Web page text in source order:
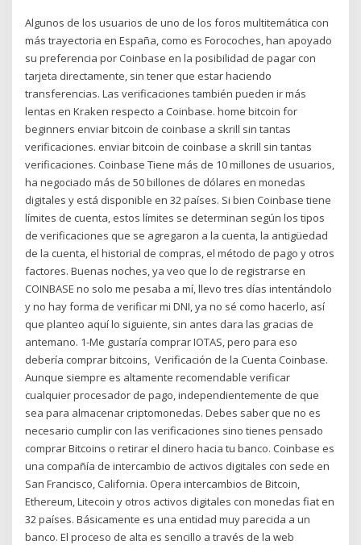
Algunos de los usuarios de uno de los foros multitemática con
más trayectoria en España, como es Forocoches, han apoyado
su preferencia por Coinbase en la posibilidad de pagar con
tarjeta directamente, sin tener que estar haciendo
transferencias. Las verificaciones también pueden ir más
lentas en Kraken respecto a Coinbase. home bitcoin for
beginners enviar bitcoin de coinbase a skrill sin tantas
verificaciones. enviar bitcoin de coinbase a skrill sin tantas
verificaciones. Coinbase Tiene más de 10 millones de usuarios,
ha negociado más de 50 billones de dólares en monedas
digitales y está disponible en 32 países. Si bien Coinbase tiene
límites de cuenta, estos límites se determinan según los tipos
de verificaciones que se agregaron a la cuenta, la antigüedad
de la cuenta, el historial de compras, el método de pago y otros
factores. Buenas noches, ya veo que lo de registrarse en
COINBASE no solo me pesaba a mí, llevo tres días intentándolo
y no hay forma de verificar mi DNI, ya no sé como hacerlo, así
que planteo aquí lo siguiente, sin antes dara las gracias de
antemano. 1-Me gustaría comprar IOTAS, pero para eso
debería comprar bitcoins, ️ Verificación de la Cuenta Coinbase.
Aunque siempre es altamente recomendable verificar
cualquier procesador de pago, independientemente de que
sea para almacenar criptomonedas. Debes saber que no es
necesario cumplir con las verificaciones sino tienes pensado
comprar Bitcoins o retirar el dinero hacia tu banco. Coinbase es
una compañía de intercambio de activos digitales con sede en
San Francisco, California. Opera intercambios de Bitcoin,
Ethereum, Litecoin y otros activos digitales con monedas fiat en
32 países. Básicamente es una entidad muy parecida a un
banco. El proceso de alta es sencillo a través de la web